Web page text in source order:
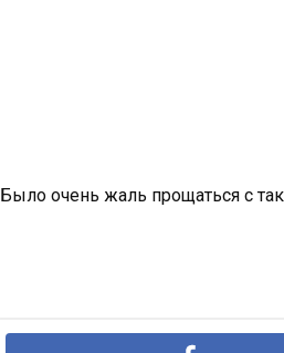
Было очень жаль прощаться с